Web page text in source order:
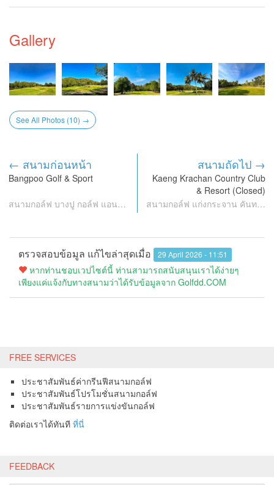
Gallery
See All Photos (10) →
← สนามก่อนหน้า
Bangpoo Golf & Sport
สนามกอล์ฟ บางปู กอล์ฟ แอนด์ สปอร์ต
สนามถัดไป →
Kaeng Krachan Country Club
& Resort (Closed)
สนามกอล์ฟ แก่งกระจาน คันทรี คลับ แอนด์ รีสอร์ท (ปิดกิจการ)
ตรวจสอบข้อมูล แก้ไขล่าสุดเมื่อ 29 April 2026 - 11:51
หากท่านชอบเวปไซต์นี้ ท่านสามารถสนับสนุนเราได้ง่ายๆ
เพียงแค่แจ้งกับทางสนามว่าได้รับข้อมูลจาก Golfdd.COM
FREE SERVICES
ประชาสัมพันธ์ค่ากรีนฟีสนามกอล์ฟ
ประชาสัมพันธ์โปรโมชั่นสนามกอล์ฟ
ประชาสัมพันธ์รายการแข่งขันกอล์ฟ
ติดต่อเราได้ทันที ที่นี่
FEEDBACK